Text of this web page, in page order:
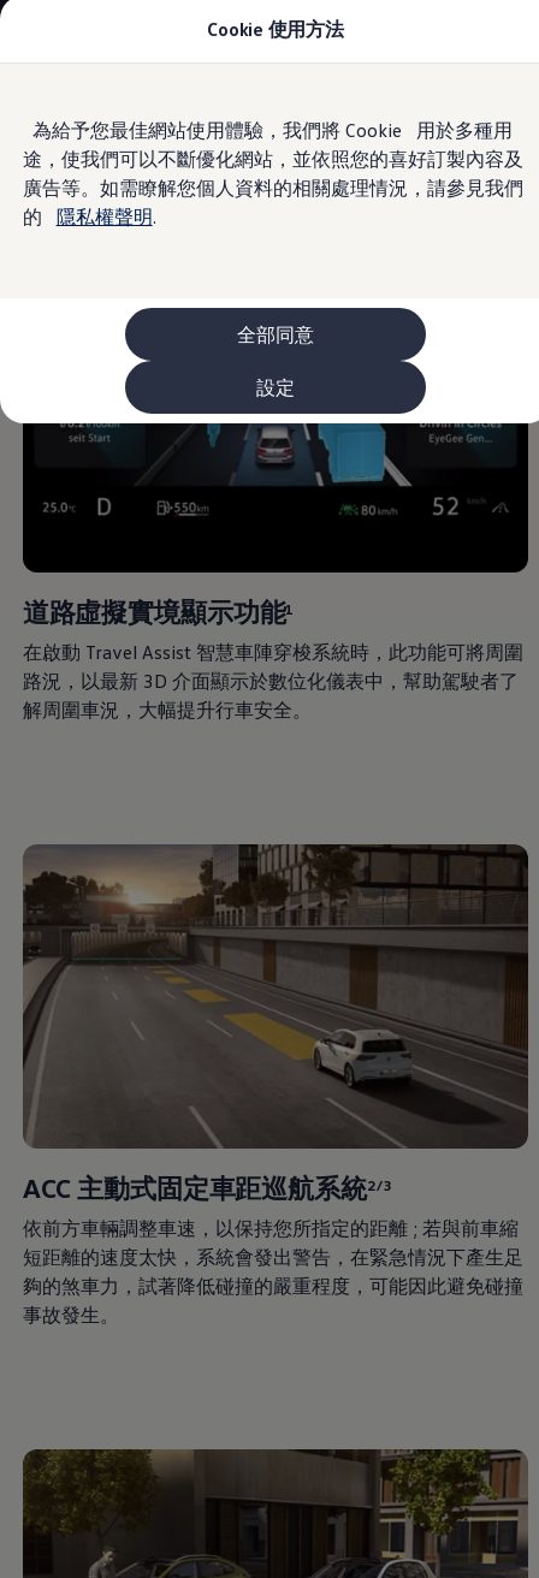
Cookie 使用方法
為給予您最佳網站使用體驗，我們將 Cookie 用於多種用
途，使我們可以不斷優化網站，並依照您的喜好訂製內容及
廣告等。如需瞭解您個人資料的相關處理情況，請參見我們
的 隱私權聲明.
全部同意
設定
main
content
to
footer
The ID.5 GTX
The Polo
The new Polo GTI
The Golf
The Golf GTI
The Golf R
The Touran
The T-Cross
The all-new T-Roc
The Tiguan
The Passat
購車及優惠
最新優惠
新車購車優惠
原廠認證中古車購車優惠
長期租賃優惠
最新優惠
車輛搜尋
愛車出售
長期租賃方案
福斯暢行 Volkswagen MOVE
企業客戶服務
Why Volkswagen
保養與維修
保養與檢查
長里程彈性保養
維修與支援
原廠健檢服務
原廠零件與配件
外觀與內裝
車身與漆面
福斯人禮遇計畫
會員專屬禮遇
行動禮遇
MapCare 導航圖資
車主手冊下載
關於 Volkswagen
台灣福斯汽車
Volkswagen AG
體驗 Volkswagen
關於福斯汽車財務服務
低額月付分期方案
平均月付分期方案
人才招募
Information
道路虛擬實境顯示功能1
在啟動 Travel Assist 智慧車陣穿梭系統時，此功能可將周圍
路況，以最新 3D 介面顯示於數位化儀表中，幫助駕駛者了
解周圍車況，大幅提升行車安全。
ACC 主動式固定車距巡航系統2/3
依前方車輛調整車速，以保持您所指定的距離 ; 若與前車縮
短距離的速度太快，系統會發出警告，在緊急情況下產生足
夠的煞車力，試著降低碰撞的嚴重程度，可能因此避免碰撞
事故發生。